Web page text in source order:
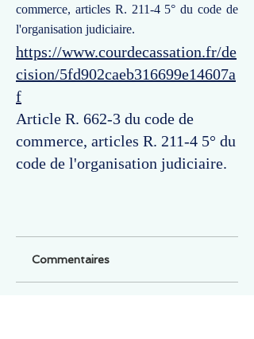
commerce, articles R. 211-4 5° du code de
l'organisation judiciaire.
https://www.courdecassation.fr/de
cision/5fd902caeb316699e14607a
f
Article R. 662-3 du code de
commerce, articles R. 211-4 5° du
code de l'organisation judiciaire.
Commentaires